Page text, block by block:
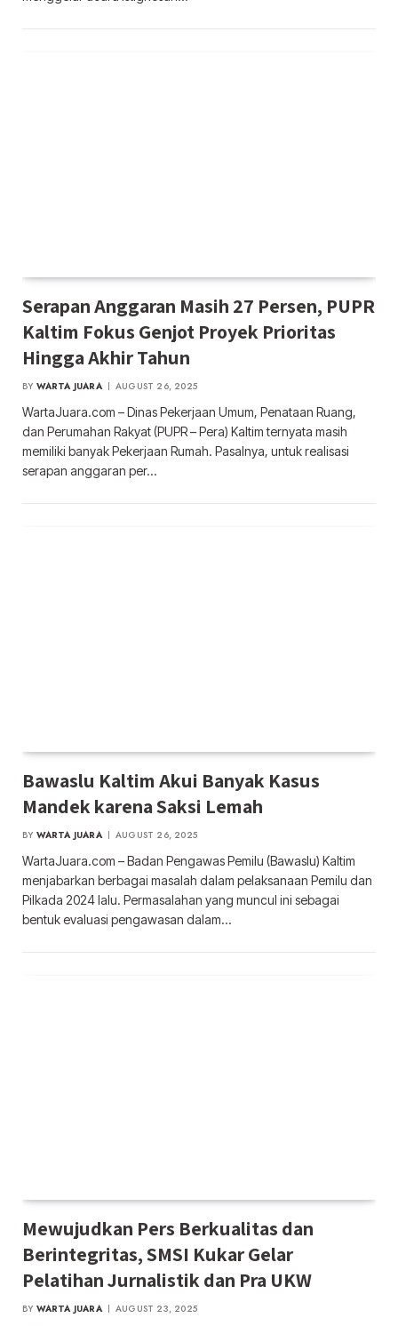
Serapan Anggaran Masih 27 Persen, PUPR
Kaltim Fokus Genjot Proyek Prioritas
Hingga Akhir Tahun
BY WARTA JUARA AUGUST 26, 2025
WartaJuara.com – Dinas Pekerjaan Umum, Penataan Ruang,
dan Perumahan Rakyat (PUPR – Pera) Kaltim ternyata masih
memiliki banyak Pekerjaan Rumah. Pasalnya, untuk realisasi
serapan anggaran per…
Bawaslu Kaltim Akui Banyak Kasus
Mandek karena Saksi Lemah
BY WARTA JUARA AUGUST 26, 2025
WartaJuara.com – Badan Pengawas Pemilu (Bawaslu) Kaltim
menjabarkan berbagai masalah dalam pelaksanaan Pemilu dan
Pilkada 2024 lalu. Permasalahan yang muncul ini sebagai
bentuk evaluasi pengawasan dalam…
Mewujudkan Pers Berkualitas dan
Berintegritas, SMSI Kukar Gelar
Pelatihan Jurnalistik dan Pra UKW
BY WARTA JUARA AUGUST 23, 2025